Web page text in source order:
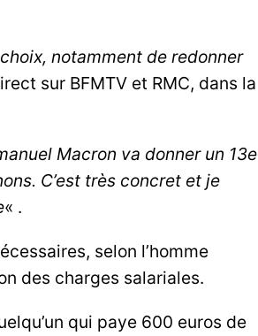
notamment de redonner
sur BFMTV et RMC, dans la
Macron va donner un 13e
C’est très concret et je
« .
selon l’homme
des charges salariales.
qui paye 600 euros de